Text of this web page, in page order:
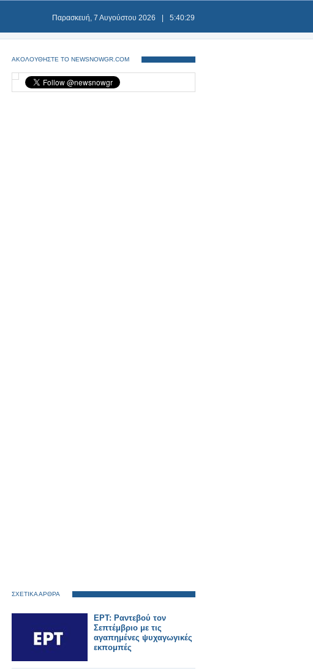
Παρασκευή, 7 Αυγούστου 2026 5:40:29
ΑΚΟΛΟΥΘΗΣΤΕ ΤΟ NEWSNOWGR.COM
ΣΧΕΤΙΚΑ ΑΡΘΡΑ
ΕΡΤ: Ραντεβού τον
Σεπτέμβριο με τις
αγαπημένες ψυχαγωγικές
εκπομπές